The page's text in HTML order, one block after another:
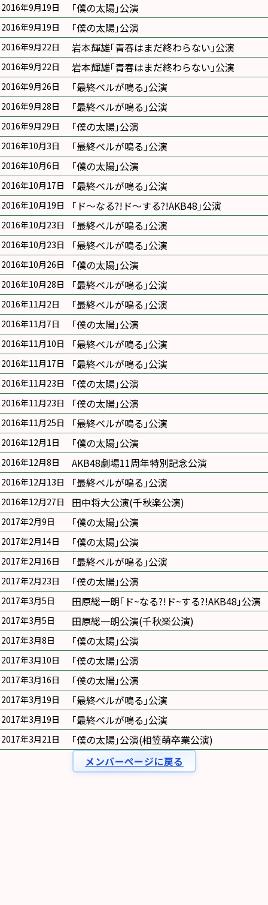
2016年9月19日 ｢僕の太陽｣公演
2016年9月19日 ｢僕の太陽｣公演
2016年9月22日 岩本輝雄｢青春はまだ終わらない｣公演
2016年9月22日 岩本輝雄｢青春はまだ終わらない｣公演
2016年9月26日 ｢最終ベルが鳴る｣公演
2016年9月28日 ｢最終ベルが鳴る｣公演
2016年9月29日 ｢僕の太陽｣公演
2016年10月3日 ｢最終ベルが鳴る｣公演
2016年10月6日 ｢僕の太陽｣公演
2016年10月17日 ｢最終ベルが鳴る｣公演
2016年10月19日 ｢ド〜なる?!ド〜する?!AKB48｣公演
2016年10月23日 ｢最終ベルが鳴る｣公演
2016年10月23日 ｢最終ベルが鳴る｣公演
2016年10月26日 ｢僕の太陽｣公演
2016年10月28日 ｢最終ベルが鳴る｣公演
2016年11月2日 ｢最終ベルが鳴る｣公演
2016年11月7日 ｢僕の太陽｣公演
2016年11月10日 ｢最終ベルが鳴る｣公演
2016年11月17日 ｢最終ベルが鳴る｣公演
2016年11月23日 ｢僕の太陽｣公演
2016年11月23日 ｢僕の太陽｣公演
2016年11月25日 ｢最終ベルが鳴る｣公演
2016年12月1日 ｢僕の太陽｣公演
2016年12月8日 AKB48劇場11周年特別記念公演
2016年12月13日 ｢最終ベルが鳴る｣公演
2016年12月27日 田中将大公演(千秋楽公演)
2017年2月9日 ｢僕の太陽｣公演
2017年2月14日 ｢僕の太陽｣公演
2017年2月16日 ｢最終ベルが鳴る｣公演
2017年2月23日 ｢僕の太陽｣公演
2017年3月5日 田原総一朗｢ド~なる?!ド~する?!AKB48｣公演
2017年3月5日 田原総一朗公演(千秋楽公演)
2017年3月8日 ｢僕の太陽｣公演
2017年3月10日 ｢僕の太陽｣公演
2017年3月16日 ｢僕の太陽｣公演
2017年3月19日 ｢最終ベルが鳴る｣公演
2017年3月19日 ｢最終ベルが鳴る｣公演
2017年3月21日 ｢僕の太陽｣公演(相笠萌卒業公演)
メンバーページに戻る